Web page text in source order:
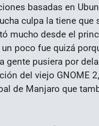
basadas en
culpa la tiene que
mucho desde el
poco fue quizá
gente pusiera por
del viejo GNOME
de Manjaro que